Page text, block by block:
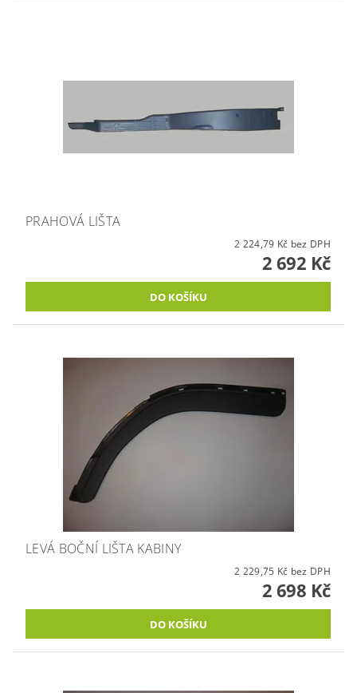
PRAHOVÁ LIŠTA
2 224,79 Kč bez DPH
2 692 Kč
LEVÁ BOČNÍ LIŠTA KABINY
2 229,75 Kč bez DPH
2 698 Kč